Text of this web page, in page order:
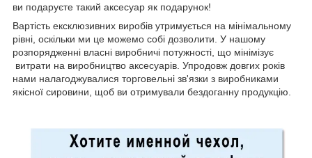
ви подаруєте такий аксесуар як подарунок!
Вартість ексклюзивних виробів утримується на мінімальному
рівні, оскільки ми це можемо собі дозволити. У нашому
розпорядженні власні виробничі потужності, що мінімізує
витрати на виробництво аксесуарів. Упродовж довгих років
нами налагоджувалися торговельні зв'язки з виробниками
якісної сировини, щоб ви отримували бездоганну продукцію.